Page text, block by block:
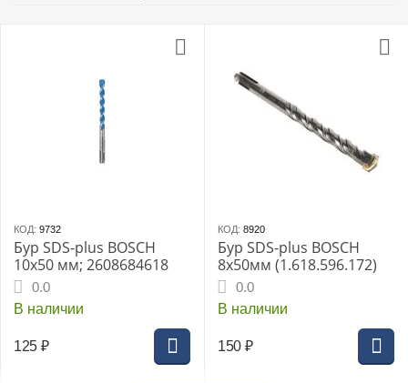
КОД: 9732
Бур SDS-plus BOSCH
10х50 мм; 2608684618
0.0
В наличии
125 ₽
КОД: 8920
Бур SDS-plus BOSCH
8x50мм (1.618.596.172)
0.0
В наличии
150 ₽